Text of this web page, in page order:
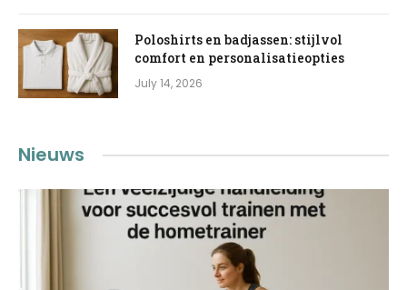
Poloshirts en badjassen: stijlvol
comfort en personalisatieopties
July 14, 2026
Nieuws